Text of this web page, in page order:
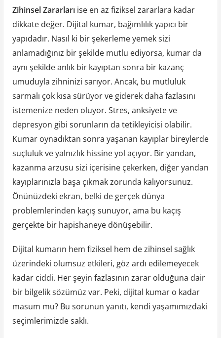
Zihinsel Zararlarıise en az fiziksel zararlara kadar
dikkate değer. Dijital kumar, bağımlılık yapıcı bir
yapıdadır. Nasıl ki bir şekerleme yemek sizi
anlamadığınız bir şekilde mutlu ediyorsa, kumar da
aynı şekilde anlık bir kayıptan sonra bir kazanç
umuduyla zihninizi sarıyor. Ancak, bu mutluluk
sarmalı çok kısa sürüyor ve giderek daha fazlasını
istemenize neden oluyor. Stres, anksiyete ve
depresyon gibi sorunların da tetikleyicisi olabilir.
Kumar oynadıktan sonra yaşanan kayıplar bireylerde
suçluluk ve yalnızlık hissine yol açıyor. Bir yandan,
kazanma arzusu sizi içerisine çekerken, diğer yandan
kayıplarınızla başa çıkmak zorunda kalıyorsunuz.
Önünüzdeki ekran, belki de gerçek dünya
problemlerinden kaçış sunuyor, ama bu kaçış
gerçekte bir hapishaneye dönüşebilir.
Dijital kumarın hem fiziksel hem de zihinsel sağlık
üzerindeki olumsuz etkileri, göz ardı edilemeyecek
kadar ciddi. Her şeyin fazlasının zarar olduğuna dair
bir bilgelik sözümüz var. Peki, dijital kumar o kadar
masum mu? Bu sorunun yanıtı, kendi yaşamımızdaki
seçimlerimizde saklı.